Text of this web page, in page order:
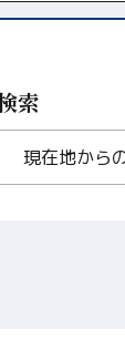
織について
索
現在地から